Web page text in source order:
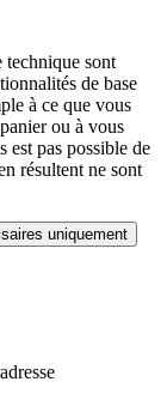
technique sont
de base
à ce que vous
ou à vous
est pas possible de
résultent ne sont
uniquement